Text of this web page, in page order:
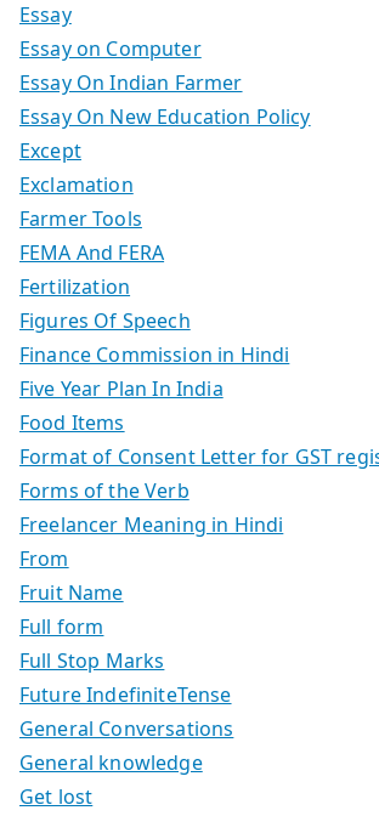
Essay
Essay on Computer
Essay On Indian Farmer
Essay On New Education Policy
Except
Exclamation
Farmer Tools
FEMA And FERA
Fertilization
Figures Of Speech
Finance Commission in Hindi
Five Year Plan In India
Food Items
Format of Consent Letter for GST
Forms of the Verb
Freelancer Meaning in Hindi
From
Fruit Name
Full form
Full Stop Marks
Future IndefiniteTense
General Conversations
General knowledge
Get lost